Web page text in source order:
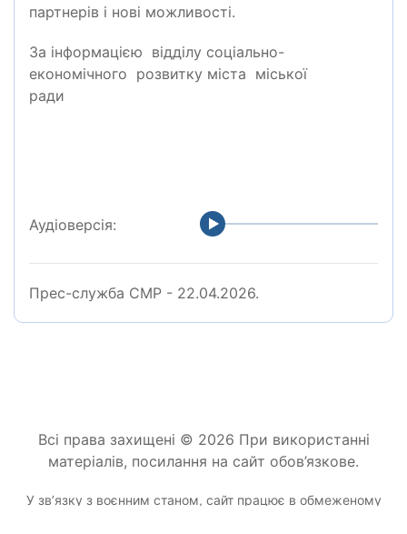
партнерів і нові можливості.
За інформацією відділу соціально-
економічного розвитку міста міської
ради
Аудіоверсія:
Прес-служба СМР - 22.04.2026.
Всі права захищені © 2026 При використанні
матеріалів, посилання на сайт обов’язкове.
У звʼязку з воєнним станом, сайт працює в обмеженому